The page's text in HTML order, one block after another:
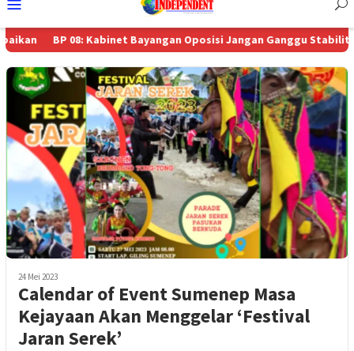
Mobile
BP 08: Kabinet Bayangan Oposisi Jangan Ganggu Stabilitas
24 Mei 2023
Calendar of Event Sumenep Masa
Kejayaan Akan Menggelar ‘Festival
Jaran Serek’